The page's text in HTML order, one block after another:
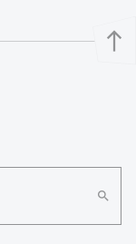
north
search